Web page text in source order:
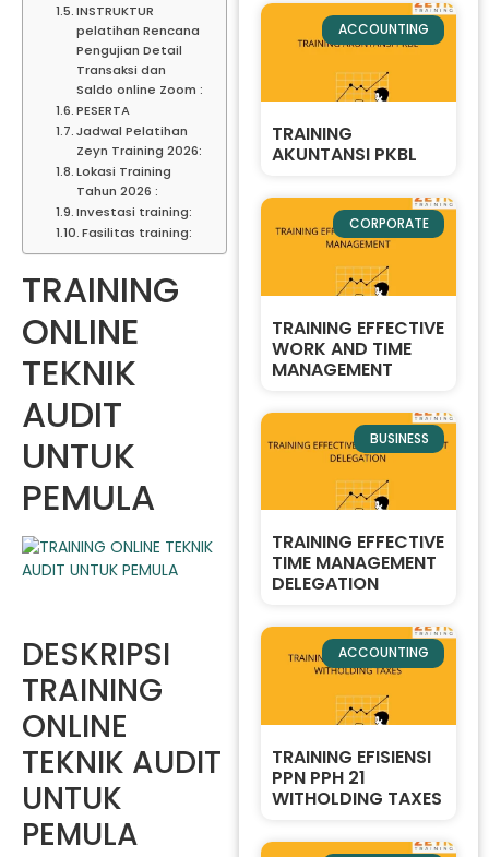
INSTRUKTUR
pelatihan Rencana
Pengujian Detail
Transaksi dan
Saldo online Zoom :
PESERTA
Jadwal Pelatihan
Zeyn Training 2026:
Lokasi Training
Tahun 2026 :
Investasi training:
Fasilitas training:
TRAINING
ONLINE
TEKNIK
AUDIT
UNTUK
PEMULA
DESKRIPSI
TRAINING
ONLINE
TEKNIK AUDIT
UNTUK
PEMULA
ACCOUNTING
TRAINING
AKUNTANSI PKBL
CORPORATE
TRAINING EFFECTIVE
WORK AND TIME
MANAGEMENT
BUSINESS
TRAINING EFFECTIVE
TIME MANAGEMENT
DELEGATION
ACCOUNTING
TRAINING EFISIENSI
PPN PPH 21
WITHOLDING TAXES